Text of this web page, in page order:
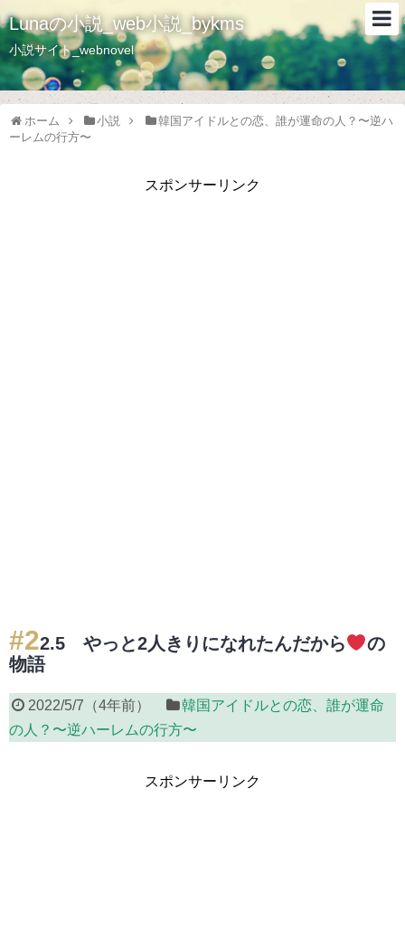
Lunaの小説_web小説_bykms
小説サイト_webnovel
ホーム 小説
韓国アイドルとの恋、誰が運命の人？〜逆ハ
ーレムの行方〜
スポンサーリンク
#22.5 やっと2人きりになれたんだから
の
物語
2022/5/7 （4年前）
韓国アイドルとの恋、誰が運命
の人？〜逆ハーレムの行方〜
スポンサーリンク